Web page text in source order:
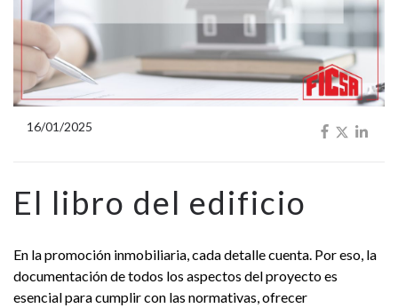
16/01/2025
El libro del edificio
En la promoción inmobiliaria, cada detalle cuenta. Por eso, la
documentación de todos los aspectos del proyecto es
esencial para cumplir con las normativas, ofrecer